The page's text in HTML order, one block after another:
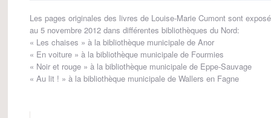
Les pages originales des livres de Louise-Marie Cumont sont
au 5 novembre 2012 dans différentes bibliothèques du Nord:
« Les chaises » à la bibliothèque municipale de Anor
« En voiture » à la bibliothèque municipale de Fourmies
« Noir et rouge » à la bibliothèque municipale de Eppe-Sauvage
« Au lit ! » à la bibliothèque municipale de Wallers en Fagne